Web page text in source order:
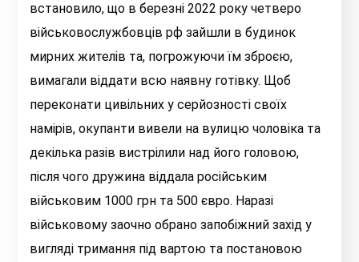
встановило, що в березні 2022 року четверо
військовослужбовців рф зайшли в будинок
мирних жителів та, погрожуючи їм зброєю,
вимагали віддати всю наявну готівку. Щоб
переконати цивільних у серйозності своїх
намірів, окупанти вивели на вулицю чоловіка та
декілька разів вистрілили над його головою,
після чого дружина віддала російським
військовим 1000 грн та 500 євро. Наразі
військовому заочно обрано запобіжний захід у
вигляді тримання під вартою та постановою